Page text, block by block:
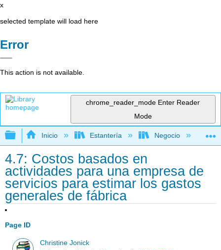
x
selected template will load here
Error
This action is not available.
chrome_reader_mode Enter Reader
Mode
Expandir/contraer jerarquía global
Inicio Estantería Negocio
4.7: Costos basados en
actividades para una empresa de
servicios para estimar los gastos
generales de fábrica
Page ID
Christine Jonick